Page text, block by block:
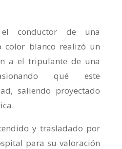
el conductor de una
color blanco realizó un
a el tripulante de una
qué este
saliendo proyectado
y trasladado por
para su valoración